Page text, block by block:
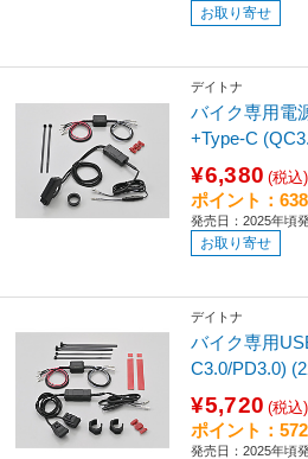
お取り寄せ
デイトナ
バイク専用電
+Type-C
¥6,380 (税込)
ポイント：638
発売日：2025年頃
お取り寄せ
デイトナ
バイク専用
C3.0/PD3.0)
¥5,720 (税込)
ポイント：572
発売日：2025年頃